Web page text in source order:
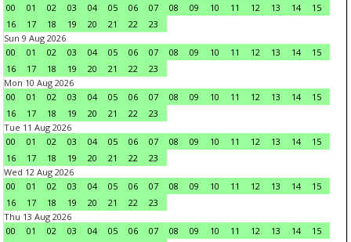
00
01 02 03 04 05 06 07 08 09 10 11 12 13 14
15
16
17 18 19 20 21 22
23
Sun 9 Aug 2026
00
01 02 03 04 05 06 07 08 09 10 11 12 13 14
15
16
17 18 19 20 21 22
23
Mon 10 Aug 2026
00
01 02 03 04 05 06 07 08 09 10 11 12 13 14
15
16
17 18 19 20 21 22
23
Tue 11 Aug 2026
00
01 02 03 04 05 06 07 08 09 10 11 12 13 14
15
16
17 18 19 20 21 22
23
Wed 12 Aug 2026
00
01 02 03 04 05 06 07 08 09 10 11 12 13 14
15
16
17 18 19 20 21 22
23
Thu 13 Aug 2026
00
01 02 03 04 05 06 07 08 09 10 11 12 13 14
15